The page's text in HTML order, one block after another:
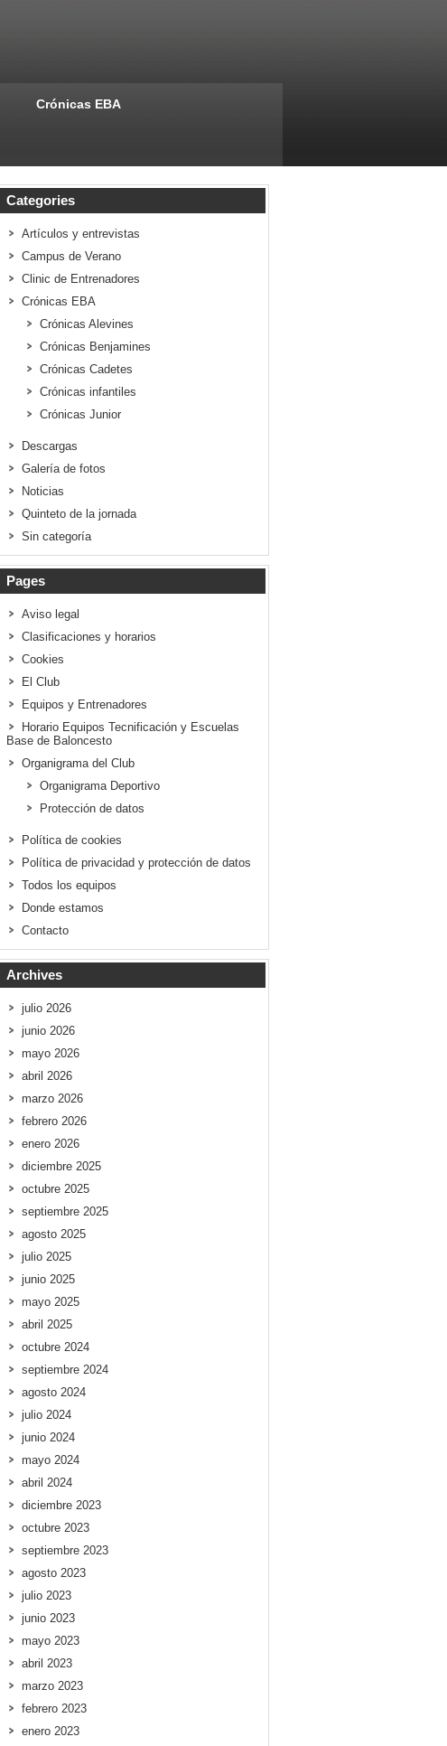
Crónicas EBA
Categories
Artículos y entrevistas
Campus de Verano
Clinic de Entrenadores
Crónicas EBA
Crónicas Alevines
Crónicas Benjamines
Crónicas Cadetes
Crónicas infantiles
Crónicas Junior
Descargas
Galería de fotos
Noticias
Quinteto de la jornada
Sin categoría
Pages
Aviso legal
Clasificaciones y horarios
Cookies
El Club
Equipos y Entrenadores
Horario Equipos Tecnificación y Escuelas
Base de Baloncesto
Organigrama del Club
Organigrama Deportivo
Protección de datos
Política de cookies
Política de privacidad y protección de datos
Todos los equipos
Donde estamos
Contacto
Archives
julio 2026
junio 2026
mayo 2026
abril 2026
marzo 2026
febrero 2026
enero 2026
diciembre 2025
octubre 2025
septiembre 2025
agosto 2025
julio 2025
junio 2025
mayo 2025
abril 2025
octubre 2024
septiembre 2024
agosto 2024
julio 2024
junio 2024
mayo 2024
abril 2024
diciembre 2023
octubre 2023
septiembre 2023
agosto 2023
julio 2023
junio 2023
mayo 2023
abril 2023
marzo 2023
febrero 2023
enero 2023